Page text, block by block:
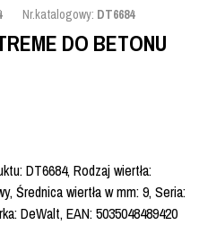
Nr.katalogowy: DT6684
DO BETONU
DT6684, Rodzaj wiertła:
Średnica wiertła w mm: 9, Seria:
DeWalt, EAN: 5035048489420